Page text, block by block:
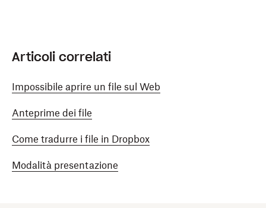
Articoli correlati
Impossibile aprire un file sul Web
Anteprime dei file
Come tradurre i file in Dropbox
Modalità presentazione